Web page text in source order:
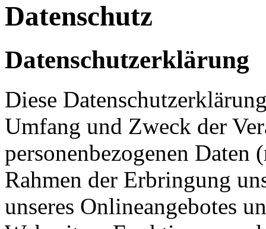
Datenschutz
Datenschutzerklärung
Diese
Umfang und Zweck der
personenbezogenen
Rahmen der Erbringung
unseres Onlineangebotes